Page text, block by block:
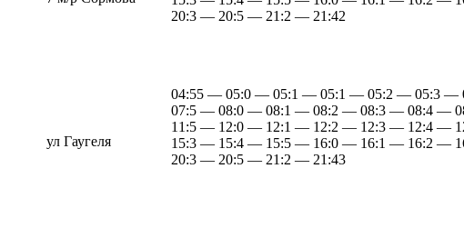
20:3 — 20:5 — 21:2 — 21:42
ул Гаугеля
04:55 — 05:0 — 05:1 — 05:1 — 05:2 — 05:3
07:5 — 08:0 — 08:1 — 08:2 — 08:3 — 08:4 —
11:5 — 12:0 — 12:1 — 12:2 — 12:3 — 12:4 —
15:3 — 15:4 — 15:5 — 16:0 — 16:1 — 16:2 —
20:3 — 20:5 — 21:2 — 21:43